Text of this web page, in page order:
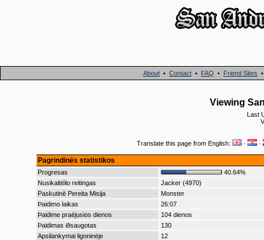
About • Contact • FAQ • Friend Sites
Viewing
Last
Translate this page from English: · ·
Pagrindinës statistikos
Progresas
40.64%
Nusikaltëlio reitingas
Jacker (4970)
Paskutinë Pereita Misija
Monster
Þaidimo laikas
26:07
Þaidime praëjusios dienos
104 dienos
Þaidimas iðsaugotas
130
Apsilankymai ligoninëje
12